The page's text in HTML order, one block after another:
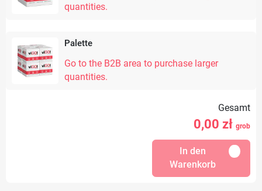
quantities.
Palette
Go to the B2B area to purchase larger
quantities.
Gesamt
0,00 zł grob
In den
Warenkorb